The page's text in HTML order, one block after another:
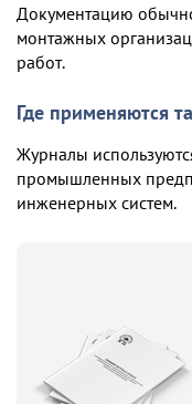
Документацию
монтажных
работ.
Где применяются
Журналы
промышленных
инженерных систем.